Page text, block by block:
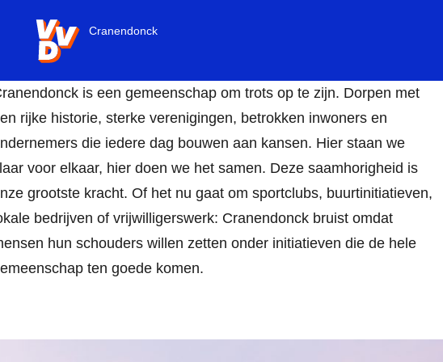
VVD.nl
Cranendonck
is een gemeenschap om trots op te zijn. Dorpen met
rijke historie, sterke verenigingen, betrokken inwoners en
die iedere dag bouwen aan kansen. Hier staan we
voor elkaar, hier doen we het samen. Deze saamhorigheid is
grootste kracht. Of het nu gaat om sportclubs, buurtinitiatieven,
bedrijven of vrijwilligerswerk: Cranendonck bruist omdat
hun schouders willen zetten onder initiatieven die de hele
ten goede komen.